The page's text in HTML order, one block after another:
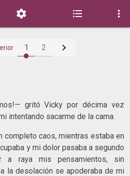
  
1 2 
gritó Vicky por décima vez
intentando sacarme de la cama.
completo caos, mientras estaba en
y mi dolor pasaba a segundo
a raya mis pensamientos, sin
la desolación se apoderaba de mi